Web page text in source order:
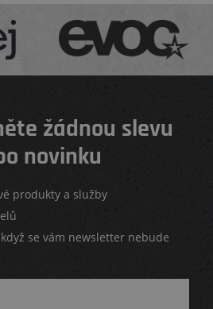
žádnou slevu
novinku
produkty a služby
se vám newsletter nebude